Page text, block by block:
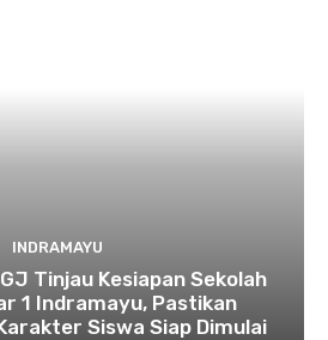
INDRAMAYU
Tinjau Kesiapan Sekolah
1 Indramayu, Pastikan
Siswa Siap Dimulai